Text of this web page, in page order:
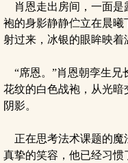
肖恩走出房间，一面是
袍的身影静静伫立在晨
射过来，冰银的眼眸映着
“席恩。”肖恩朝孪生兄
花纹的白色战袍，从光
阴影。
正在思考法术课题的魔
真挚的笑容，他已经习